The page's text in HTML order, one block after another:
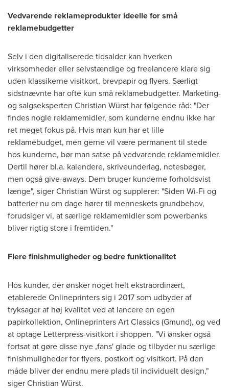
Vedvarende reklameprodukter ideelle for små
reklamebudgetter
Selv i den digitaliserede tidsalder kan hverken
virksomheder eller selvstændige og freelancere klare sig
uden klassikerne visitkort, brevpapir og flyers. Særligt
sidstnævnte har ofte kun små reklamebudgetter. Marketing-
og salgseksperten Christian Würst har følgende råd: "Der
findes nogle reklamemidler, som kunderne endnu ikke har
ret meget fokus på. Hvis man kun har et lille
reklamebudget, men gerne vil være permanent til stede
hos kunderne, bør man satse på vedvarende reklamemidler.
Dertil hører bl.a. kalendere, skriveunderlag, notesbøger,
men også give-aways. Dem bruger kunderne forholdsvist
længe", siger Christian Würst og supplerer: "Siden Wi-Fi og
batterier nu om dage hører til menneskets grundbehov,
forudsiger vi, at særlige reklamemidler som powerbanks
bliver rigtig store i fremtiden."
Flere finishmuligheder og bedre funktionalitet
Hos kunder, der ønsker noget helt ekstraordinært,
etablerede Onlineprinters sig i 2017 som udbyder af
tryksager af høj kvalitet ved at lancere en egen
papirkollektion, Onlineprinters Art Classics (Gmund), og ved
at optage Letterpress-visitkort i shoppen. "Vi ønsker også
fortsat at gøre disse nye ‚fans' glade og tilbyder nu særlige
finishmuligheder for flyers, postkort og visitkort. På den
måde bliver der endnu mere plads til individuelt design,"
siger Christian Würst.